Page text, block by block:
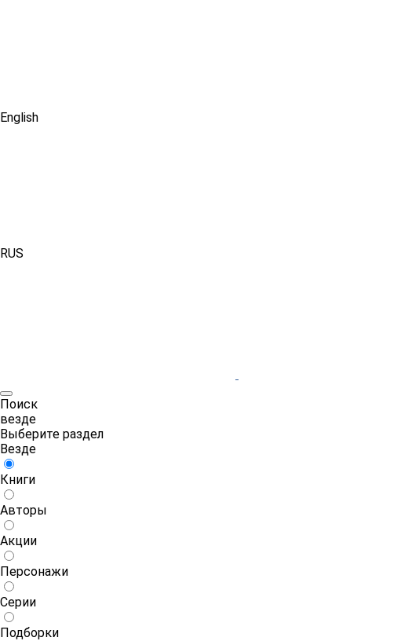
English
RUS
Поиск
везде
Выберите раздел
Везде
Книги
Авторы
Акции
Персонажи
Серии
Подборки